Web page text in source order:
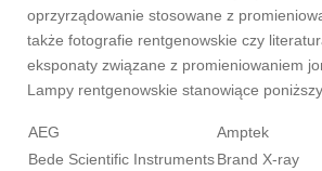
oprzyrządowanie stosowane z
także fotografie rentgenowskie czy
eksponaty związane z promieniowaniem
Lampy rentgenowskie stanowiące
AEG Amptek
Bede Scientific InstrumentsBrand X-ray